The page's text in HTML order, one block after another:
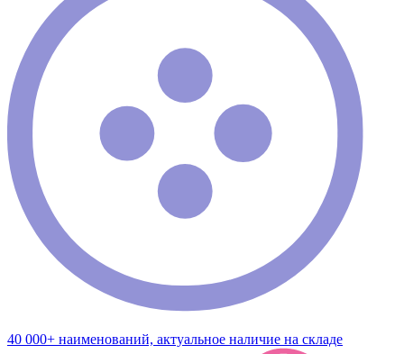
40 000+ наименований, актуальное наличие на складе